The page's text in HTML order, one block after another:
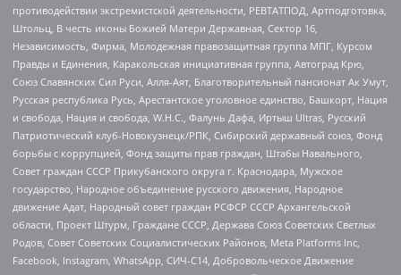
противодействии экстремистской деятельности, РЕВТАТПОД, Артподготовка,
Штольц, В честь иконы Божией Матери Державная, Сектор 16,
Независимость, Фирма, Молодежная правозащитная группа МПГ, Курсом
Правды и Единения, Каракольская инициативная группа, Автоград Крю,
Союз Славянских Сил Руси, Алля-Аят, Благотворительный пансионат Ак Умут,
Русская республика Русь, Арестантское уголовное единство, Башкорт, Нация
и свобода, Нация и свобода, W.H.С., Фалунь Дафа, Иртыш Ultras, Русский
Патриотический клуб-Новокузнецк/РПК, Сибирский державный союз, Фонд
борьбы с коррупцией, Фонд защиты прав граждан, Штабы Навального,
Совет граждан СССР Прикубанского округа г. Краснодара, Мужское
государство, Народное объединение русского движения, Народное
движение Адат, Народный совет граждан РСФСР СССР Архангельской
области, Проект Штурм, Граждане СССР, Держава Союз Советских Светлых
Родов, Совет Советских Социалистических Районов, Meta Platforms Inc,
Facebook, Instagram, WhatsApp, СИЧ-С14, Добровольческое Движение